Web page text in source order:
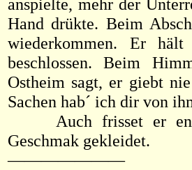
anspielte, mehr der
Hand drükte. Beim
wiederkommen. Er
beschlossen. Beim
Ostheim sagt, er giebt
Sachen hab´ ich dir von
Auch frisset er
Geschmak gekleidet.
———————